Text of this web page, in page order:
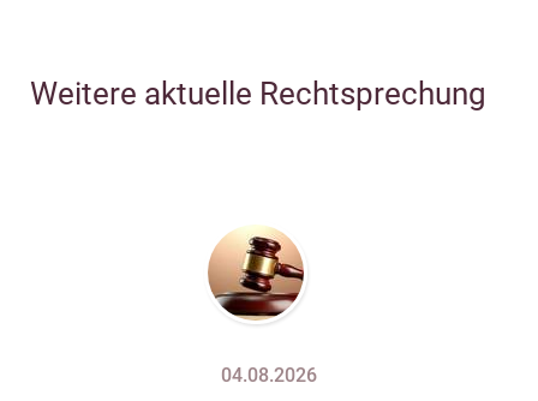
Weitere aktuelle Rechtsprechung
04.08.2026